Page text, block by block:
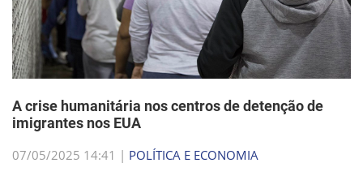
A crise humanitária nos centros de detenção de
imigrantes nos EUA
07/05/2025 14:41 | POLÍTICA E ECONOMIA